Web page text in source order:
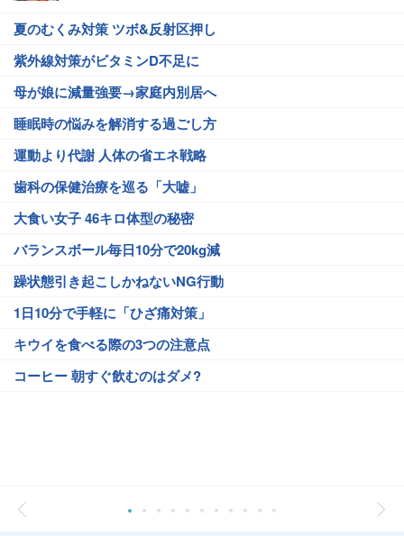
夏のむくみ対策 ツボ&反射区押し
紫外線対策がビタミンD不足に
母が娘に減量強要→家庭内別居へ
睡眠時の悩みを解消する過ごし方
運動より代謝 人体の省エネ戦略
歯科の保健治療を巡る「大嘘」
大食い女子 46キロ体型の秘密
バランスボール毎日10分で20kg減
躁状態引き起こしかねないNG行動
1日10分で手軽に「ひざ痛対策」
キウイを食べる際の3つの注意点
コーヒー 朝すぐ飲むのはダメ?